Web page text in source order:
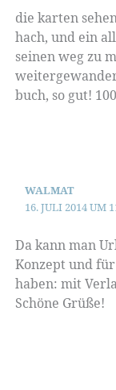
die karten
hach, und ein
seinen weg zu
buch, so gut!
WALMAT
16. JULI 2014 UM
Da kann man
Konzept und
haben: mit
Schöne Grüße!